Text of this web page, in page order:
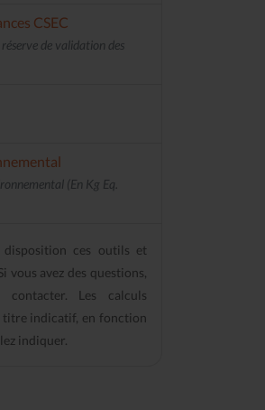
CSEC
de validation des
(En Kg Eq.
ces outils et
vous avez des questions,
Les calculs
titre indicatif, en fonction
indiquer.